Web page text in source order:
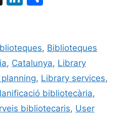
e
dI
n
p
ar
te
ix
, Biblioteques
, Catalunya, Library
, Library services,
bibliotecària,
bibliotecaris, User